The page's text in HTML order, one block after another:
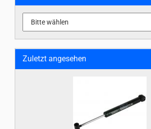
Zuletzt angesehen